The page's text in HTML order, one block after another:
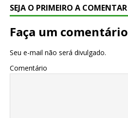
SEJA O PRIMEIRO A COMENTAR
Faça um comentário
Seu e-mail não será divulgado.
Comentário